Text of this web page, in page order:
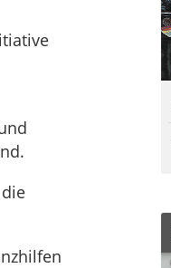
die